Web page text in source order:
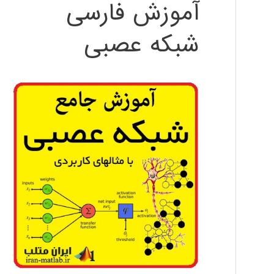
آموزش فارسی
شبکه عصبی